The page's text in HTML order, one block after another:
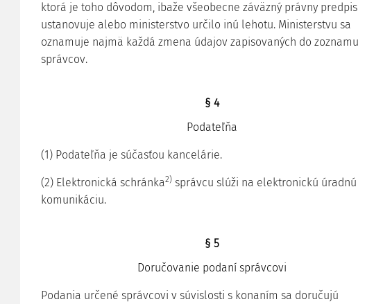
ktorá je toho dôvodom, ibaže všeobecne záväzný právny predpis
ustanovuje alebo ministerstvo určilo inú lehotu. Ministerstvu sa
oznamuje najmä každá zmena údajov zapisovaných do zoznamu
správcov.
§ 4
Podateľňa
(1) Podateľňa je súčasťou kancelárie.
(2) Elektronická schránka2)správcu slúži na elektronickú úradnú
komunikáciu.
§ 5
Doručovanie podaní správcovi
Podania určené správcovi v súvislosti s konaním sa doručujú